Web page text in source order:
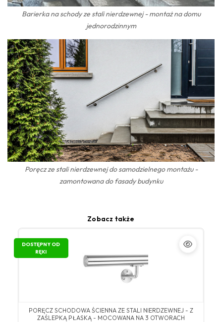
Barierka na schody ze stali nierdzewnej - montaż na domu
jednorodzinnym
Poręcz ze stali nierdzewnej do samodzielnego montażu -
zamontowana do fasady budynku
Zobacz także
DOSTĘPNY OD
RĘKI
PORĘCZ SCHODOWA ŚCIENNA ZE STALI NIERDZEWNEJ - Z
ZAŚLEPKĄ PŁASKĄ - MOCOWANA NA 3 OTWORACH